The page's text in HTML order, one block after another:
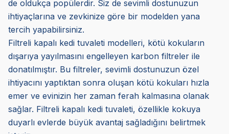
de oldukça popülerdir. Siz de sevimli dostunuzun
ihtiyaçlarına ve zevkinize göre bir modelden yana
tercih yapabilirsiniz.
Filtreli kapalı kedi tuvaleti modelleri, kötü kokuların
dışarıya yayılmasını engelleyen karbon filtreler ile
donatılmıştır. Bu filtreler, sevimli dostunuzun özel
ihtiyacını yaptıktan sonra oluşan kötü kokuları hızla
emer ve evinizin her zaman ferah kalmasına olanak
sağlar. Filtreli kapalı kedi tuvaleti, özellikle kokuya
duyarlı evlerde büyük avantaj sağladığını belirtmek